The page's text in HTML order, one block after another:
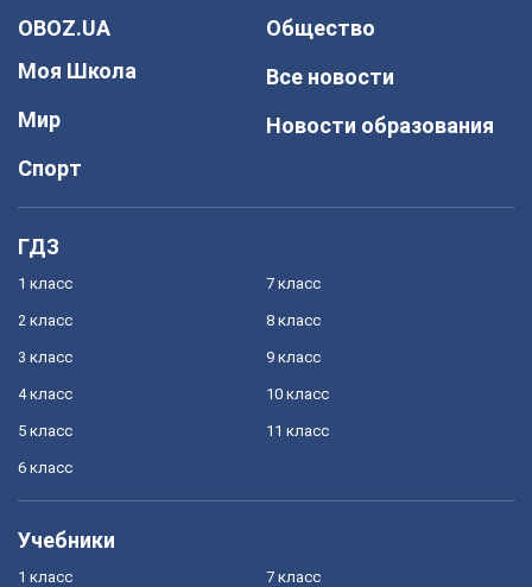
OBOZ.UA
Моя Школа
Мир
Спорт
Общество
Все новости
Новости образования
ГДЗ
1 класс
2 класс
3 класс
4 класс
5 класс
6 класс
7 класс
8 класс
9 класс
10 класс
11 класс
Учебники
1 класс 7 класс